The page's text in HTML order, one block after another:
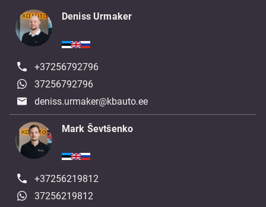
Deniss Urmaker
+37256792796
37256792796
deniss.urmaker@kbauto.ee
Mark Ševtšenko
+37256219812
37256219812